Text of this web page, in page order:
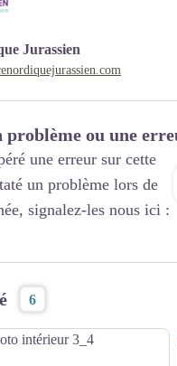
Jurassien
problème ou une
une erreur sur cette
un problème lors de
signalez-les nous ici :
6